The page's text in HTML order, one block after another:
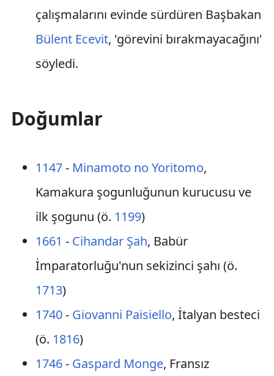
çalışmalarını evinde sürdüren Başbakan
Bülent Ecevit, 'görevini bırakmayacağını'
söyledi.
Doğumlar
1147- Minamoto no Yoritomo,
Kamakura şogunluğunun kurucusu ve
ilk şogunu (ö. 1199)
1661 - Cihandar Şah, Babür
İmparatorluğu'nun sekizinci şahı (ö.
1713)
1740- Giovanni Paisiello, İtalyan besteci
(ö. 1816)
1746- Gaspard Monge, Fransız